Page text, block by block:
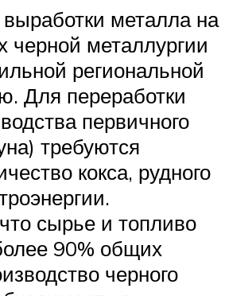
металла на
черной металлургии
региональной
Для переработки
первичного
требуются
кокса, рудного
сырье и топливо
90% общих
черного